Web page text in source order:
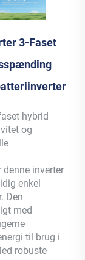
3-Faset
hybrid
og
inverter
enkel
Den
med
til brug i
robuste